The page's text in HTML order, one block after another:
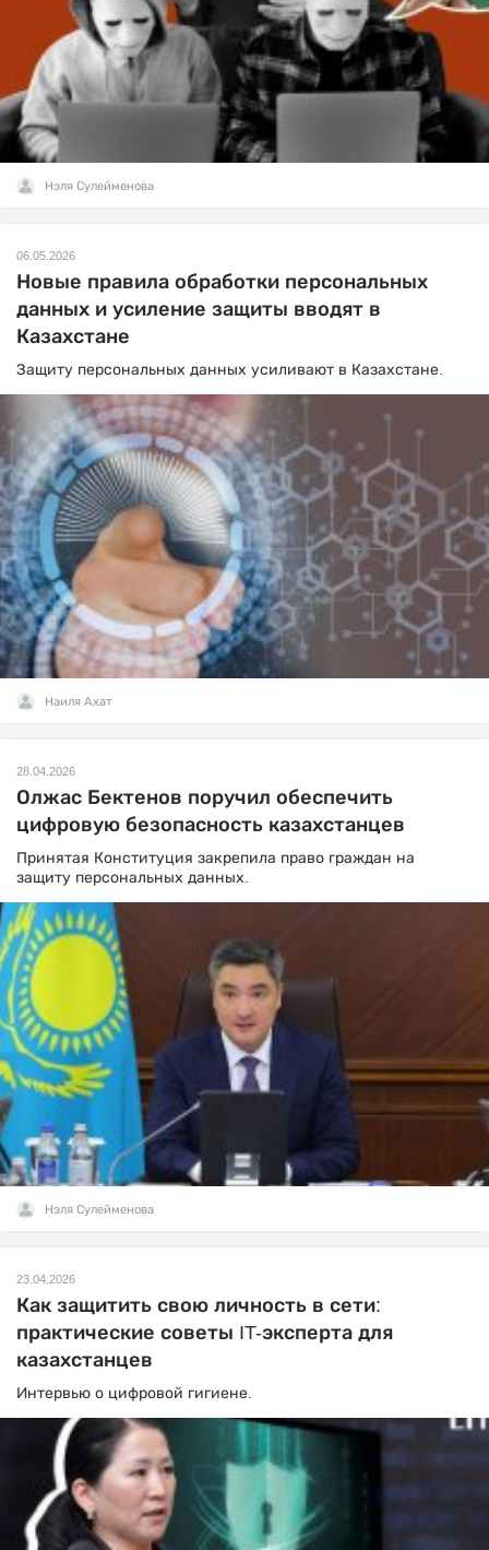
Нэля Сулейменова
06.05.2026
Новые правила обработки персональных
данных и усиление защиты вводят в
Казахстане
Защиту персональных данных усиливают в Казахстане.
Наиля Ахат
28.04.2026
Олжас Бектенов поручил обеспечить
цифровую безопасность казахстанцев
Принятая Конституция закрепила право граждан на
защиту персональных данных.
Нэля Сулейменова
23.04.2026
Как защитить свою личность в сети:
практические советы IT-эксперта для
казахстанцев
Интервью о цифровой гигиене.